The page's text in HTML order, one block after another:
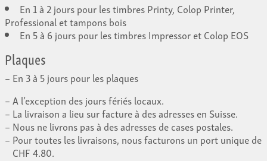
En 1 à 2 jours pour les timbres Printy, Colop Printer,
Professional et tampons bois
En 5 à 6 jours pour les timbres Impressor et Colop EOS
Plaques
En 3 à 5 jours pour les plaques
A l’exception des jours fériés locaux.
La livraison a lieu sur facture à des adresses en Suisse.
Nous ne livrons pas à des adresses de cases postales.
Pour toutes les livraisons, nous facturons un port unique de
CHF 4.80.